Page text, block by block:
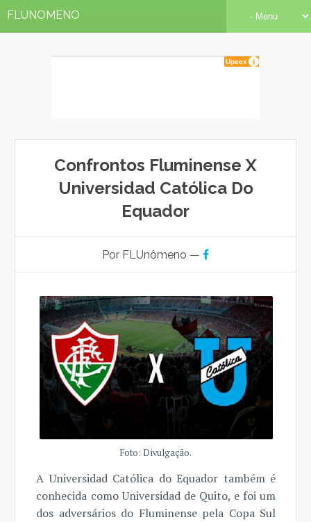
FLUNOMENO
Confrontos Fluminense X
Universidad Católica Do
Equador
Por FLUnômeno —
Foto: Divulgação.
A Universidad Católica do Equador também é
conhecida como Universidad de Quito, e foi um
dos adversários do Fluminense pela Copa Sul